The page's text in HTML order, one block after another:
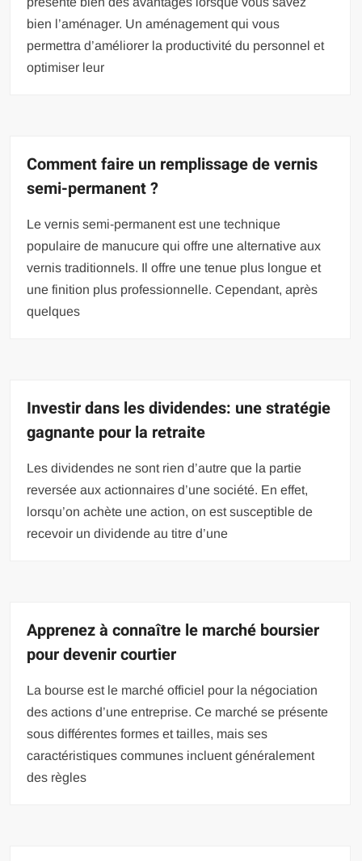
bien l’aménager. Un aménagement qui vous
permettra d’améliorer la productivité du personnel et
optimiser leur
Comment faire un remplissage de vernis
semi-permanent ?
Le vernis semi-permanent est une technique
populaire de manucure qui offre une alternative aux
vernis traditionnels. Il offre une tenue plus longue et
une finition plus professionnelle. Cependant, après
quelques
Investir dans les dividendes: une stratégie
gagnante pour la retraite
Les dividendes ne sont rien d’autre que la partie
reversée aux actionnaires d’une société. En effet,
lorsqu’on achète une action, on est susceptible de
recevoir un dividende au titre d’une
Apprenez à connaître le marché boursier
pour devenir courtier
La bourse est le marché officiel pour la négociation
des actions d’une entreprise. Ce marché se présente
sous différentes formes et tailles, mais ses
caractéristiques communes incluent généralement
des règles